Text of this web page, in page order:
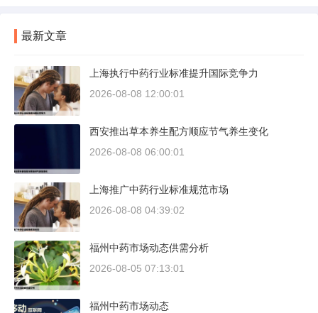
最新文章
上海执行中药行业标准提升国际竞争力
2026-08-08 12:00:01
西安推出草本养生配方顺应节气养生变化
2026-08-08 06:00:01
上海推广中药行业标准规范市场
2026-08-08 04:39:02
福州中药市场动态供需分析
2026-08-05 07:13:01
福州中药市场动态